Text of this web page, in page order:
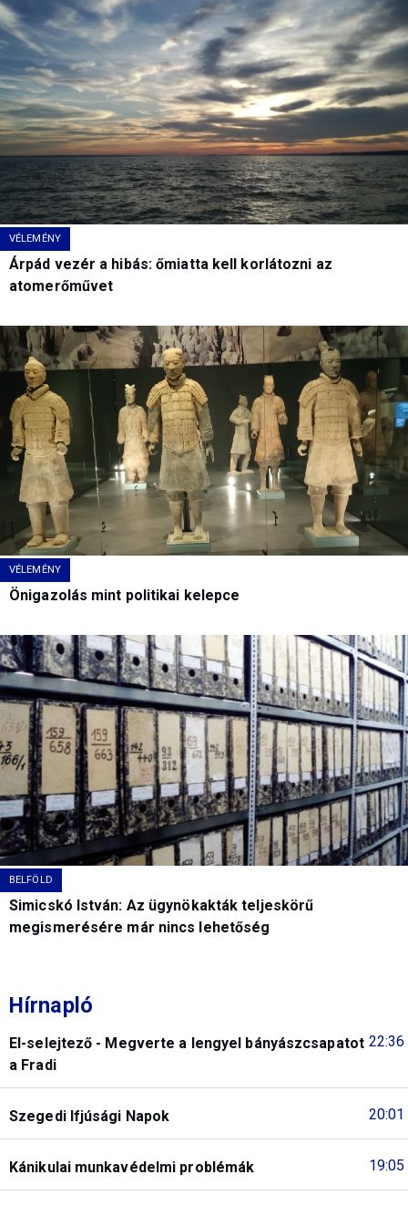
VÉLEMÉNY
Árpád vezér a hibás: őmiatta kell korlátozni az
atomerőművet
VÉLEMÉNY
Önigazolás mint politikai kelepce
BELFÖLD
Simicskó István: Az ügynökakták teljeskörű
megismerésére már nincs lehetőség
Hírnapló
22:36
El-selejtező - Megverte a lengyel bányászcsapatot
a Fradi
20:01
Szegedi Ifjúsági Napok
19:05
Kánikulai munkavédelmi problémák